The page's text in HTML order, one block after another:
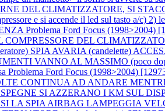
DEL CLIMATIZZATORE, SI
e si accende il led sul tasto a/c) 2)
Problema Ford Focus (1998>2004)
DEL
SPIA AVARIA (candelette)
VANNO AL MASSIMO (poco
Problema Ford Focus (1998>2004)
CONTINUA AD ANDARE
SI AZZERANO I KM SUL
LA SPIA AIRBAG LAMPEGGIA